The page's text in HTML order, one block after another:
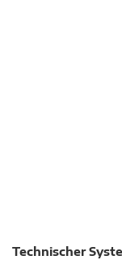
Technischer